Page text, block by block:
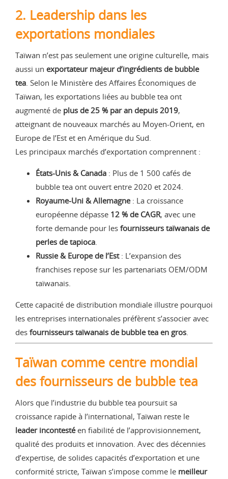
2. Leadership dans les
exportations mondiales
Taïwan n’est pas seulement une origine culturelle, mais
aussi un exportateur majeur d’ingrédients de bubble
tea . Selon le Ministère des Affaires Économiques de
Taïwan, les exportations liées au bubble tea ont
augmenté de plus de 25 % par an depuis 2019,
atteignant de nouveaux marchés au Moyen-Orient, en
Europe de l’Est et en Amérique du Sud.
Les principaux marchés d’exportation comprennent :
États-Unis & Canada : Plus de 1 500 cafés de
bubble tea ont ouvert entre 2020 et 2024.
Royaume-Uni & Allemagne: La croissance
européenne dépasse 12 % de CAGR, avec une
forte demande pour les fournisseurs taïwanais de
perles de tapioca
Russie & Europe de l’Est: L’expansion des
franchises repose sur les partenariats OEM/ODM
taïwanais.
Cette capacité de distribution mondiale illustre pourquoi
les entreprises internationales préfèrent s’associer avec
des fournisseurs taïwanais de bubble tea en gros
Taïwan comme centre mondial
des fournisseurs de bubble tea
Alors que l’industrie du bubble tea poursuit sa
croissance rapide à l’international, Taïwan reste le
leader incontestéen fiabilité de l’approvisionnement,
qualité des produits et innovation. Avec des décennies
d’expertise, de solides capacités d’exportation et une
conformité stricte, Taïwan s’impose comme le meilleur